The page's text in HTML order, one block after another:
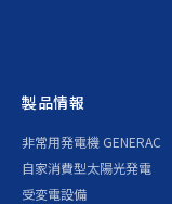
製品情報
非常用発電機 GENERAC
自家消費型太陽光発電
受変電設備